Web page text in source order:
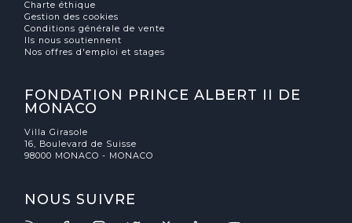
Charte éthique
Gestion des cookies
Conditions générale de vente
Ils nous soutiennent
Nos offres d'emploi et stages
FONDATION PRINCE ALBERT II DE
MONACO
Villa Girasole
16, Boulevard de Suisse
98000 MONACO - MONACO
NOUS SUIVRE